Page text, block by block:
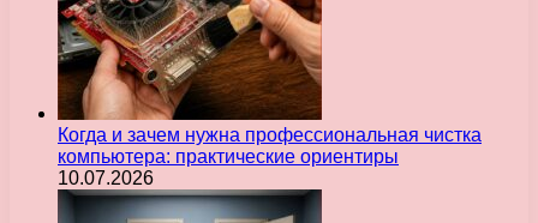
Когда и зачем нужна профессиональная чистка
компьютера: практические ориентиры
10.07.2026